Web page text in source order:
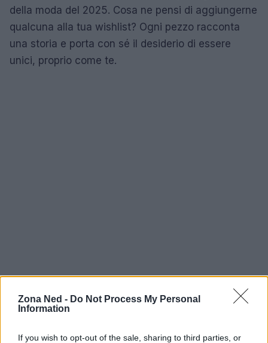
Zona Ned - Do Not Process My Personal
Information
If you wish to opt-out of the sale, sharing to third parties, or
della moda del 2025. Cosa ne pensi di aggiungerne
qualcuna alla tua wishlist? Ogni pezzo racconta
una storia e porta con sé il desiderio di essere
unici, proprio come te.
AUTORE